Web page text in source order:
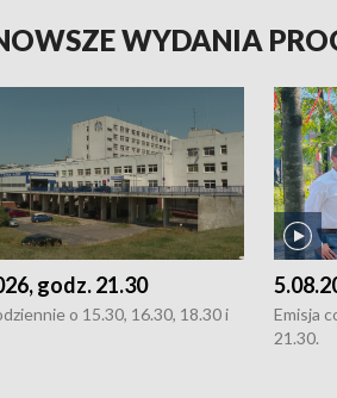
WYDANIA
godz. 21.30
o 15.30, 16.30, 18.30 i
Emisja
21.30.